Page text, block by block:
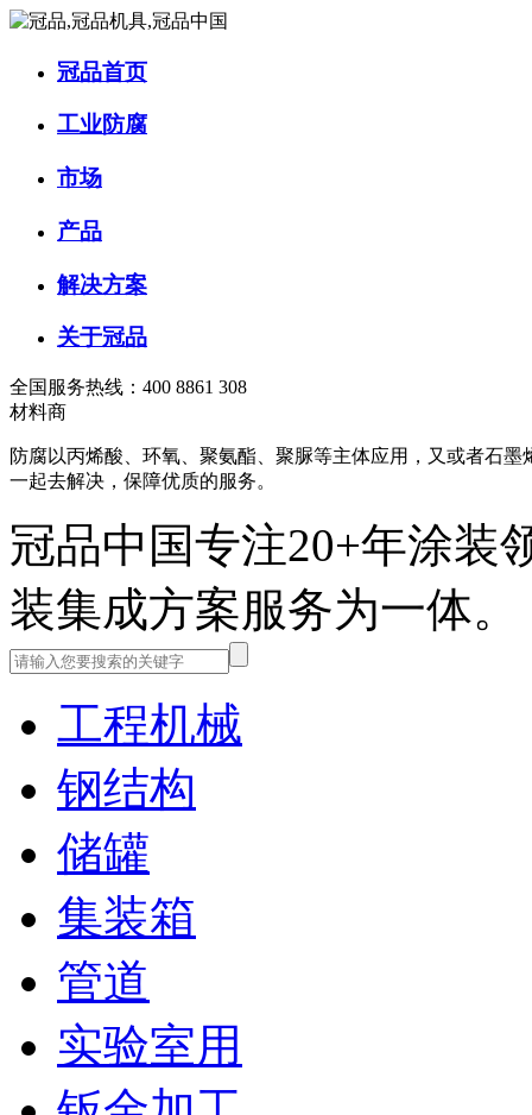
冠品首页
工业防腐
市场
产品
解决方案
关于冠品
全国服务热线：400 8861 308
材料商
防腐以丙烯酸、环氧、聚氨酯、聚脲等主体应用，又或者石
一起去解决，保障优质的服务。
冠品中国专注20+年涂装
装集成方案服务为一体。
工程机械
钢结构
储罐
集装箱
管道
实验室用